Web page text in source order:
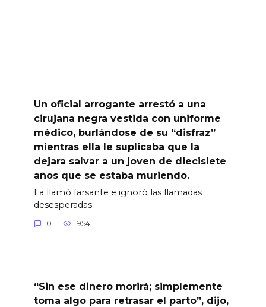
Un oficial arrogante arrestó a una
cirujana negra vestida con uniforme
médico, burlándose de su “disfraz”
mientras ella le suplicaba que la
dejara salvar a un joven de diecisiete
años que se estaba muriendo.
La llamó farsante e ignoró las llamadas
desesperadas
0 954
“Sin ese dinero morirá; simplemente
toma algo para retrasar el parto”, dijo,